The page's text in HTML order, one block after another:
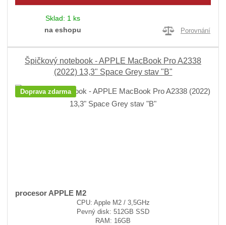
Sklad: 1 ks
na eshopu
Porovnání
Špičkový notebook - APPLE MacBook Pro A2338
(2022) 13,3" Space Grey stav "B"
Doprava zdarma
procesor APPLE M2
CPU: Apple M2 / 3,5GHz
Pevný disk: 512GB SSD
RAM: 16GB